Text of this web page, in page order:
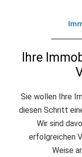
Ihre
Sie wollen Ihre
diesen Schritt
Wir sind
erfolgreichen
Weise